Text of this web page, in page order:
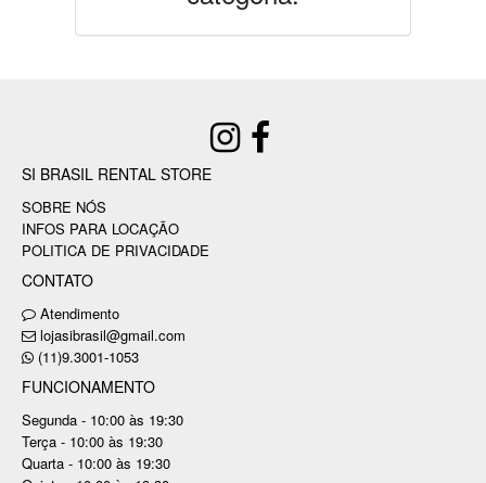
SI BRASIL RENTAL STORE
SOBRE NÓS
INFOS PARA LOCAÇÃO
POLITICA DE PRIVACIDADE
CONTATO
Atendimento
lojasibrasil@gmail.com
(11)9.3001-1053
FUNCIONAMENTO
Segunda - 10:00 às 19:30
Terça - 10:00 às 19:30
Quarta - 10:00 às 19:30